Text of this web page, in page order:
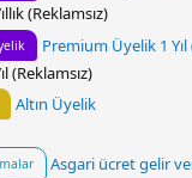
(Reklamsız)
Premium Üyelik 1 Yıl
(Reklamsız)
Altın Üyelik
Asgari ücret gelir